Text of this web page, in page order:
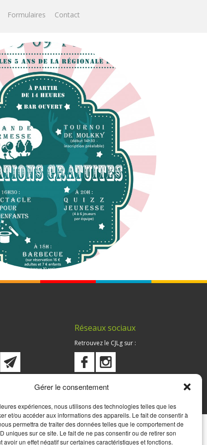
Gérer le consentement
expériences, nous utilisons des technologies telles que les
et/ou accéder aux informations des appareils. Le fait de consentir à
permettra de traiter des données telles que le comportement de
uniques sur ce site. Le fait de ne pas consentir ou de retirer son
avoir un effet négatif sur certaines caractéristiques et fonctions.
Formulaires Contact
Réseaux sociaux
Retrouvez le CJLg sur :